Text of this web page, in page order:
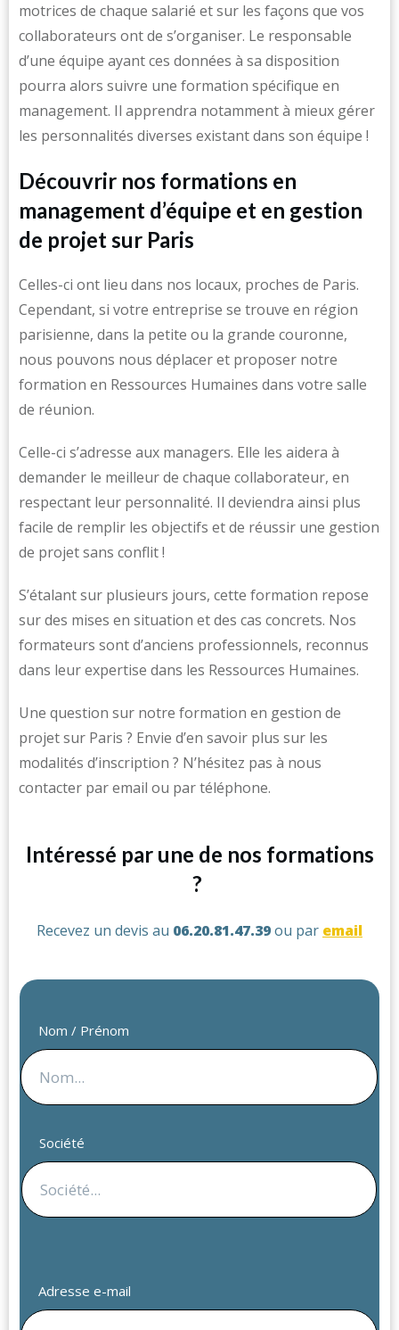
motrices de chaque salarié et sur les façons que vos
collaborateurs ont de s’organiser. Le responsable
d’une équipe ayant ces données à sa disposition
pourra alors suivre une formation spécifique en
management. Il apprendra notamment à mieux gérer
les personnalités diverses existant dans son équipe !
Découvrir nos formations en
management d’équipe et en gestion
de projet sur Paris
Celles-ci ont lieu dans nos locaux, proches de Paris.
Cependant, si votre entreprise se trouve en région
parisienne, dans la petite ou la grande couronne,
nous pouvons nous déplacer et proposer notre
formation en Ressources Humaines dans votre salle
de réunion.
Celle-ci s’adresse aux managers. Elle les aidera à
demander le meilleur de chaque collaborateur, en
respectant leur personnalité. Il deviendra ainsi plus
facile de remplir les objectifs et de réussir une gestion
de projet sans conflit !
S’étalant sur plusieurs jours, cette formation repose
sur des mises en situation et des cas concrets. Nos
formateurs sont d’anciens professionnels, reconnus
dans leur expertise dans les Ressources Humaines.
Une question sur notre formation en gestion de
projet sur Paris ? Envie d’en savoir plus sur les
modalités d’inscription ? N’hésitez pas à nous
contacter par email ou par téléphone.
Intéressé par une de nos formations
?
Recevez un devis au 06.20.81.47.39ou par email
Nom / Prénom
Société
Adresse e-mail